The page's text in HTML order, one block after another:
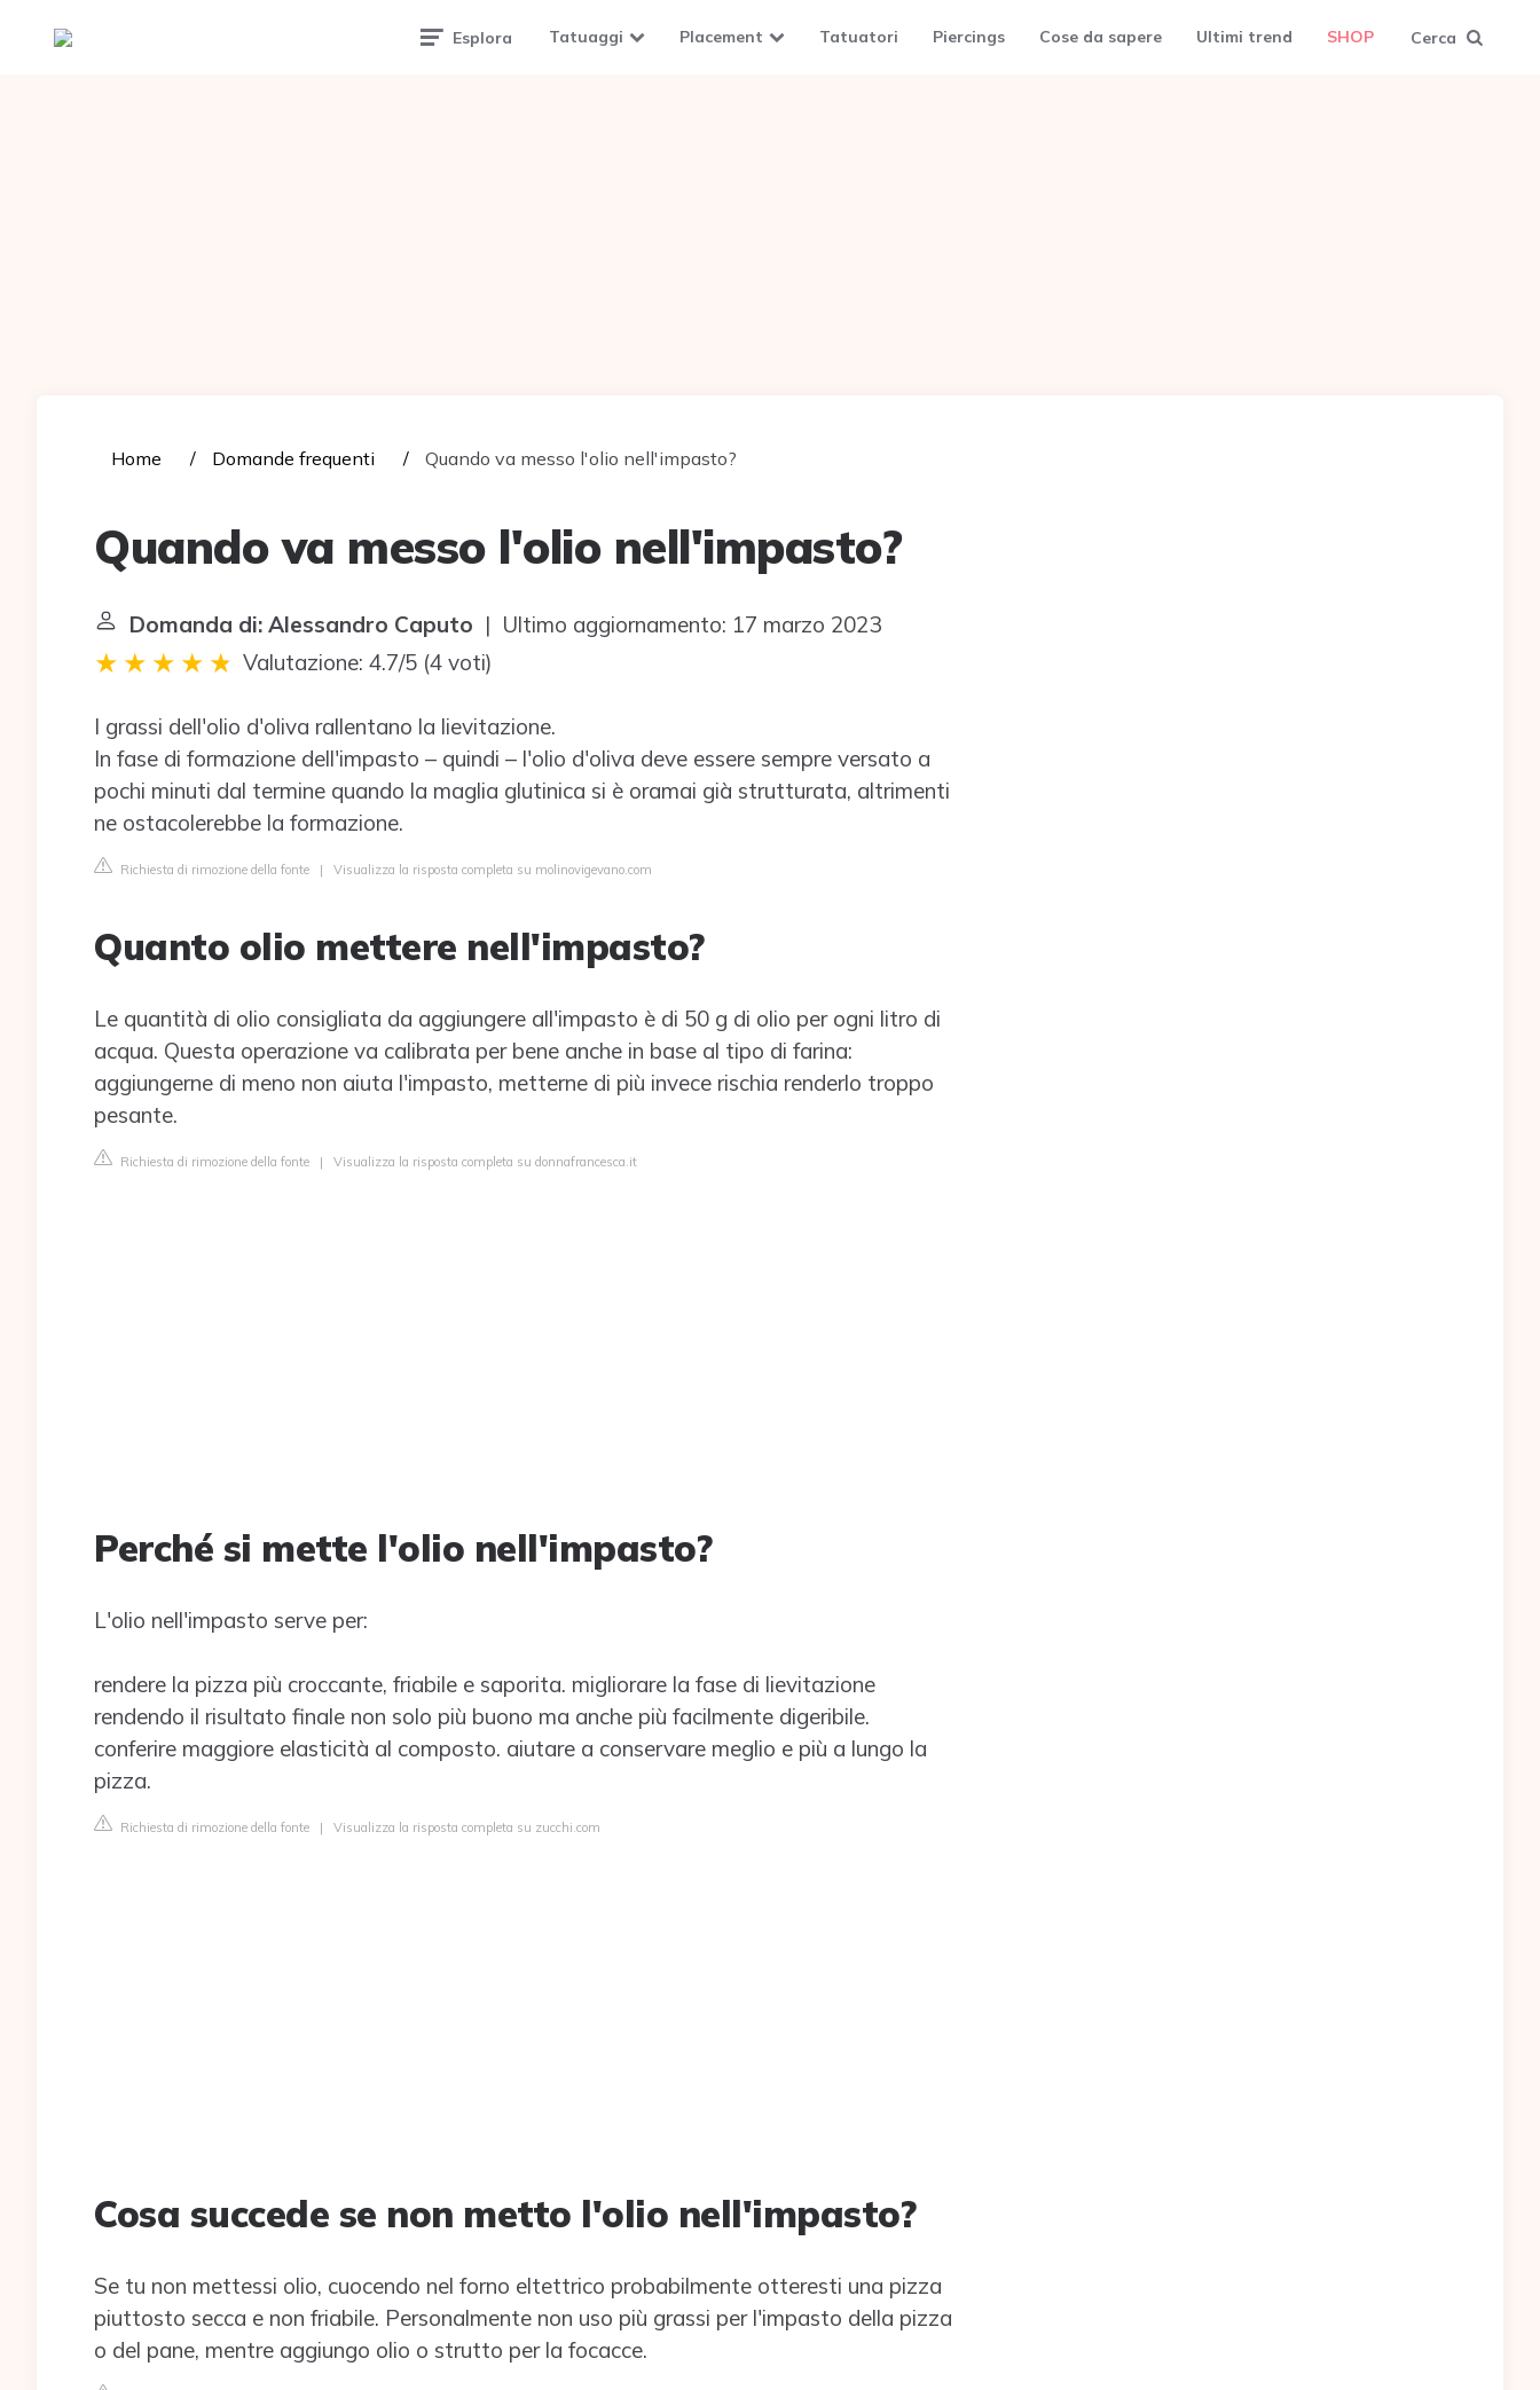
Tattoomuse.it Esplora Tatuaggi Placement Tatuatori Piercings Cose da sapere Ultimi trend SHOP Cerca
Home Domande frequenti Quando va messo l'olio nell'impasto?
Quando va messo l'olio nell'impasto?
Domanda di: Alessandro Caputo | Ultimo aggiornamento: 17 marzo 2023
Valutazione: 4.7/5 (4 voti)
I grassi dell'olio d'oliva rallentano la lievitazione.
In fase di formazione dell'impasto – quindi – l'olio d'oliva deve essere sempre versato a
pochi minuti dal termine quando la maglia glutinica si è oramai già strutturata, altrimenti
ne ostacolerebbe la formazione.
Richiesta di rimozione della fonte | Visualizza la risposta completa su molinovigevano.com
Quanto olio mettere nell'impasto?
Le quantità di olio consigliata da aggiungere all'impasto è di 50 g di olio per ogni litro di
acqua. Questa operazione va calibrata per bene anche in base al tipo di farina:
aggiungerne di meno non aiuta l'impasto, metterne di più invece rischia renderlo troppo
pesante.
Richiesta di rimozione della fonte | Visualizza la risposta completa su donnafrancesca.it
Perché si mette l'olio nell'impasto?
L'olio nell'impasto serve per:
rendere la pizza più croccante, friabile e saporita. migliorare la fase di lievitazione
rendendo il risultato finale non solo più buono ma anche più facilmente digeribile.
conferire maggiore elasticità al composto. aiutare a conservare meglio e più a lungo la
pizza.
Richiesta di rimozione della fonte | Visualizza la risposta completa su zucchi.com
Cosa succede se non metto l'olio nell'impasto?
Se tu non mettessi olio, cuocendo nel forno eltettrico probabilmente otteresti una pizza
piuttosto secca e non friabile. Personalmente non uso più grassi per l'impasto della pizza
o del pane, mentre aggiungo olio o strutto per la focacce.